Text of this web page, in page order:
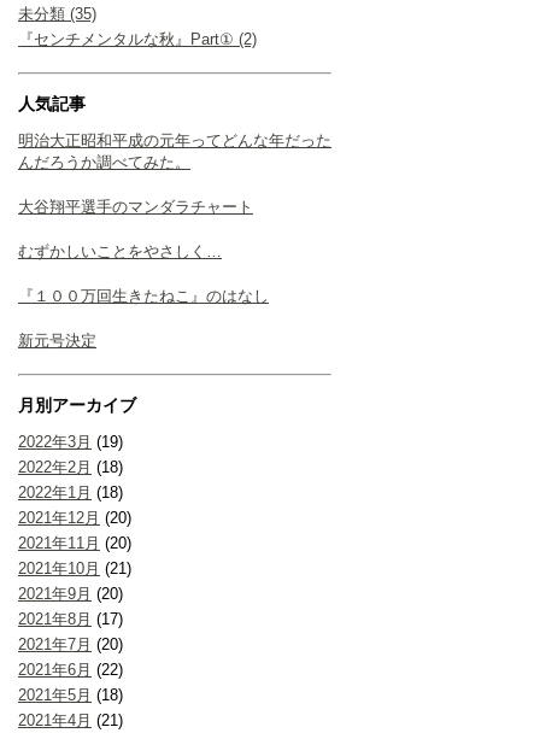
未分類 (35)
『センチメンタルな秋』Part① (2)
人気記事
明治大正昭和平成の元年ってどんな年だった
んだろうか調べてみた。
大谷翔平選手のマンダラチャート
むずかしいことをやさしく…
『１００万回生きたねこ』のはなし
新元号決定
月別アーカイブ
2022年3月 (19)
2022年2月 (18)
2022年1月 (18)
2021年12月 (20)
2021年11月 (20)
2021年10月 (21)
2021年9月 (20)
2021年8月 (17)
2021年7月 (20)
2021年6月 (22)
2021年5月 (18)
2021年4月 (21)